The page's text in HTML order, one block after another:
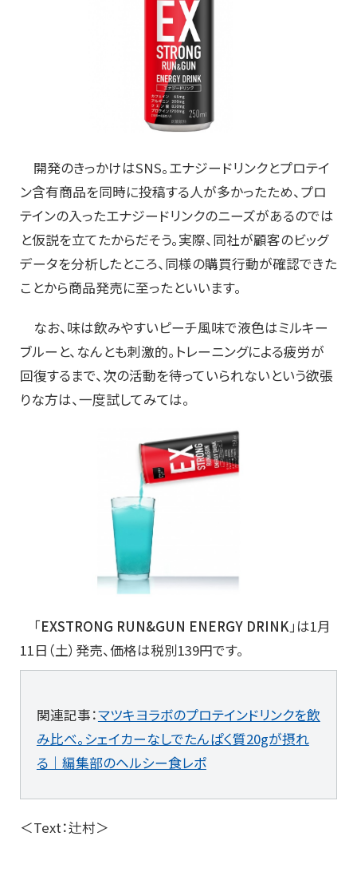
開発のきっかけはSNS。エナジードリンクとプロテイ
ン含有商品を同時に投稿する人が多かったため、プロ
テインの入ったエナジードリンクのニーズがあるのでは
と仮説を立てたからだそう。実際、同社が顧客のビッグ
データを分析したところ、同様の購買行動が確認できた
ことから商品発売に至ったといいます。
なお、味は飲みやすいピーチ風味で液色はミルキー
ブルーと、なんとも刺激的。トレーニングによる疲労が
回復するまで、次の活動を待っていられないという欲張
りな方は、一度試してみては。
「EXSTRONG RUN&GUN ENERGY DRINK」は1月
11日（土）発売、価格は税別139円です。
関連記事：マツキヨラボのプロテインドリンクを飲
み比べ。シェイカーなしでたんぱく質20gが摂れ
る｜編集部のヘルシー食レポ
＜Text：辻村＞